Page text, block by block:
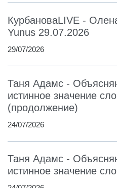
КурбановаLIVE -
Yunus 29.07.2026
29/07/2026
Таня Адамс -
истинное значение
(продолжение)
24/07/2026
Таня Адамс -
истинное значение